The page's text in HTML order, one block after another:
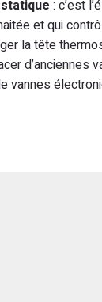
: c’est
et qui
la tête
d’anciennes
vannes